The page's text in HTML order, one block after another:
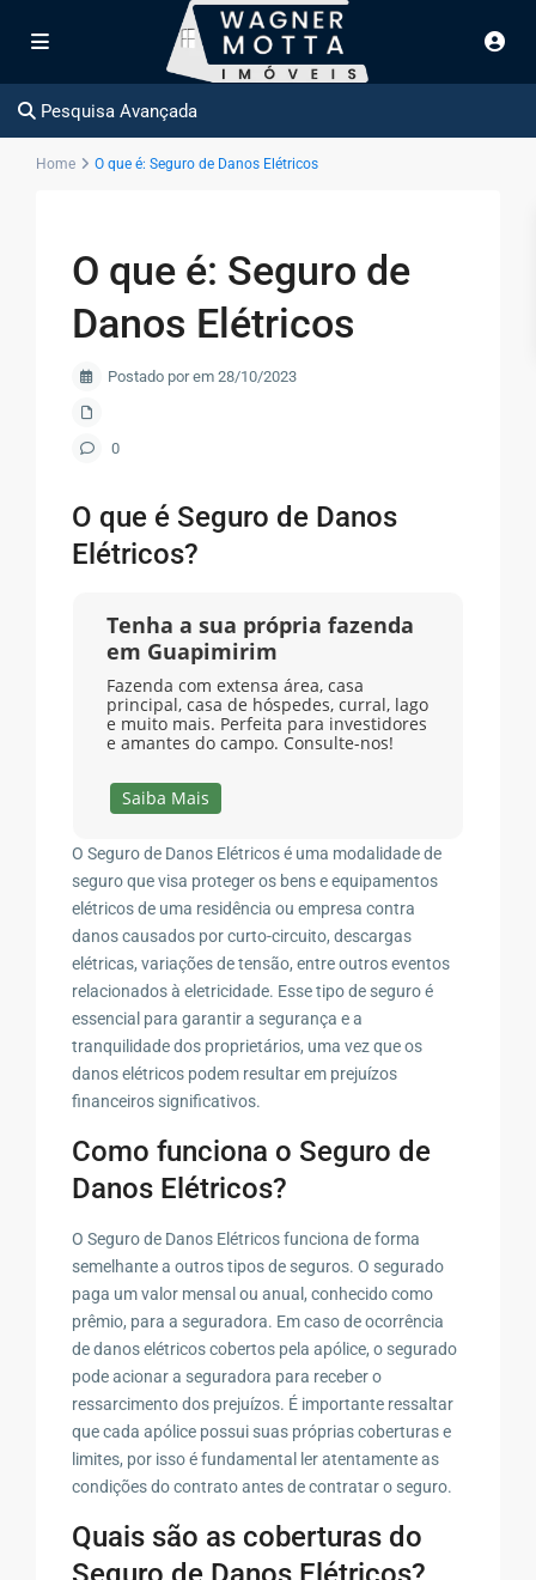
Pesquisa Avançada
Home O que é: Seguro de Danos Elétricos
O que é: Seguro de
Danos Elétricos
Postado por em 28/10/2023
0
O que é Seguro de Danos
Elétricos?
Tenha a sua própria fazenda
em Guapimirim
Fazenda com extensa área, casa
principal, casa de hóspedes, curral, lago
e muito mais. Perfeita para investidores
e amantes do campo. Consulte-nos!
Saiba Mais
O Seguro de Danos Elétricos é uma modalidade de
seguro que visa proteger os bens e equipamentos
elétricos de uma residência ou empresa contra
danos causados por curto-circuito, descargas
elétricas, variações de tensão, entre outros eventos
relacionados à eletricidade. Esse tipo de seguro é
essencial para garantir a segurança e a
tranquilidade dos proprietários, uma vez que os
danos elétricos podem resultar em prejuízos
financeiros significativos.
Como funciona o Seguro de
Danos Elétricos?
O Seguro de Danos Elétricos funciona de forma
semelhante a outros tipos de seguros. O segurado
paga um valor mensal ou anual, conhecido como
prêmio, para a seguradora. Em caso de ocorrência
de danos elétricos cobertos pela apólice, o segurado
pode acionar a seguradora para receber o
ressarcimento dos prejuízos. É importante ressaltar
que cada apólice possui suas próprias coberturas e
limites, por isso é fundamental ler atentamente as
condições do contrato antes de contratar o seguro.
Quais são as coberturas do